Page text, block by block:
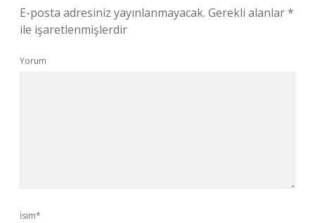
E-posta adresiniz yayınlanmayacak. Gerekli alanlar*
ile işaretlenmişlerdir
Yorum
İsim*